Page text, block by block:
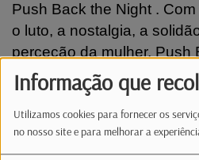
Informação que
Utilizamos cookies para fornecer os
no nosso site e para melhorar a
Push Back the Night .
o luto, a nostalgia, a
perceção da mulher, Push
um lado íntimo e poderoso
através de uma escrita
sonoridade intensa e
single, Woman, marcou o